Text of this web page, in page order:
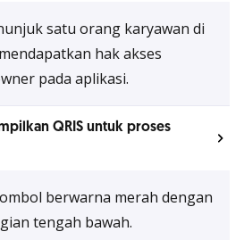
satu orang karyawan di
hak akses
pada aplikasi.
QRIS untuk proses
berwarna merah dengan
tengah bawah.